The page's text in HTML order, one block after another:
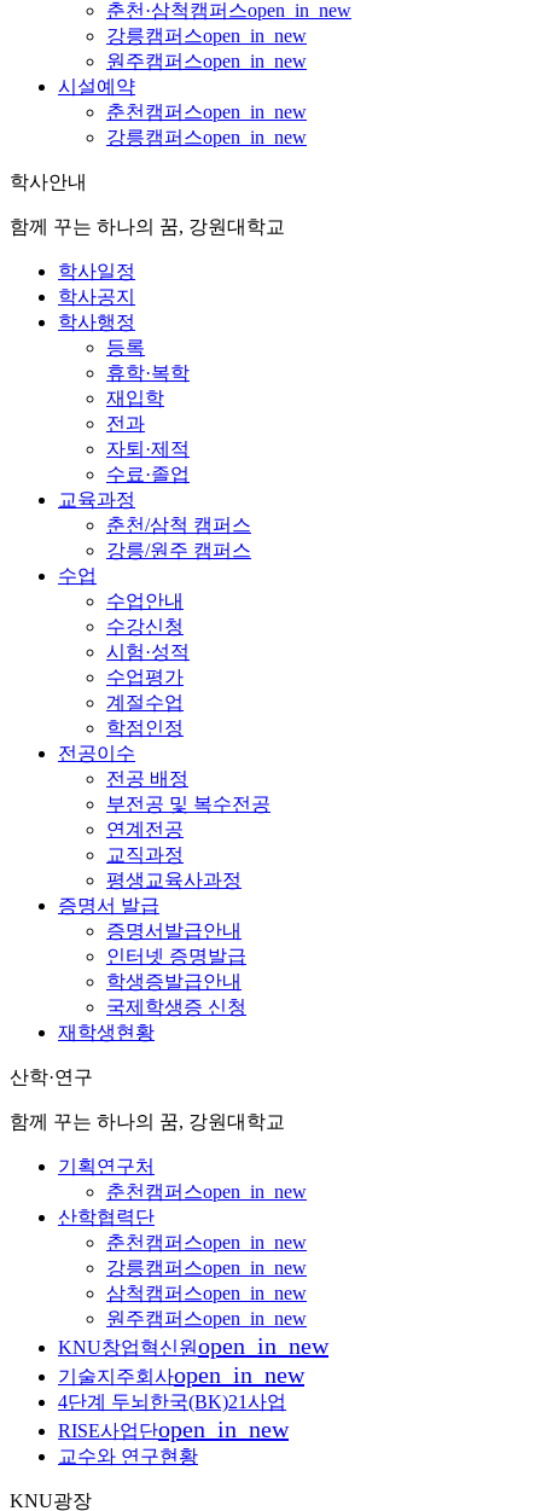
춘천·삼척캠퍼스open_in_new
강릉캠퍼스open_in_new
원주캠퍼스open_in_new
시설예약
춘천캠퍼스open_in_new
강릉캠퍼스open_in_new
학사안내
함께 꾸는 하나의 꿈, 강원대학교
학사일정
학사공지
학사행정
등록
휴학·복학
재입학
전과
자퇴·제적
수료·졸업
교육과정
춘천/삼척 캠퍼스
강릉/원주 캠퍼스
수업
수업안내
수강신청
시험·성적
수업평가
계절수업
학점인정
전공이수
전공 배정
부전공 및 복수전공
연계전공
교직과정
평생교육사과정
증명서 발급
증명서발급안내
인터넷 증명발급
학생증발급안내
국제학생증 신청
재학생현황
산학·연구
함께 꾸는 하나의 꿈, 강원대학교
기획연구처
춘천캠퍼스open_in_new
산학협력단
춘천캠퍼스open_in_new
강릉캠퍼스open_in_new
삼척캠퍼스open_in_new
원주캠퍼스open_in_new
KNU창업혁신원open_in_new
기술지주회사open_in_new
4단계 두뇌한국(BK)21사업
RISE사업단open_in_new
교수와 연구현황
KNU광장